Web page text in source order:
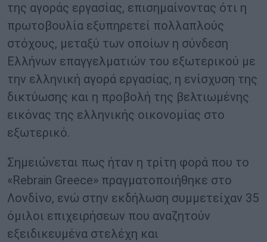
της αγοράς εργασίας, επισημαίνοντας ότι η
πρωτοβουλία εξυπηρετεί πολλαπλούς
στόχους, μεταξύ των οποίων η σύνδεση
Ελλήνων επαγγελματιών του εξωτερικού με
την ελληνική αγορά εργασίας, η ενίσχυση της
δικτύωσης και η προβολή της βελτιωμένης
εικόνας της ελληνικής οικονομίας στο
εξωτερικό.
Σημειώνεται πως ήταν η τρίτη φορά που το
«Rebrain Greece» πραγματοποιήθηκε στο
Λονδίνο, ενώ στην εκδήλωση συμμετείχαν 35
όμιλοι επιχειρήσεων που αναζητούν
εξειδικευμένα στελέχη και